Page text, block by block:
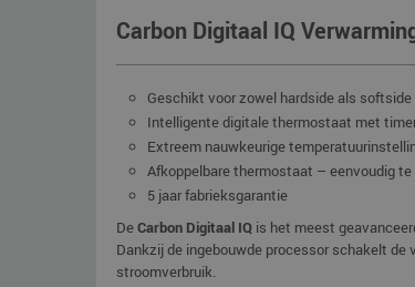
Carbon Digitaal IQ
Geschikt voor zowel hardside als
Intelligente digitale thermostaat met
Extreem nauwkeurige
Afkoppelbare thermostaat – eenvoudig te
5 jaar fabrieksgarantie
DeCarbon Digitaal IQ is het meest
Dankzij de ingebouwde processor schakelt
stroomverbruik.